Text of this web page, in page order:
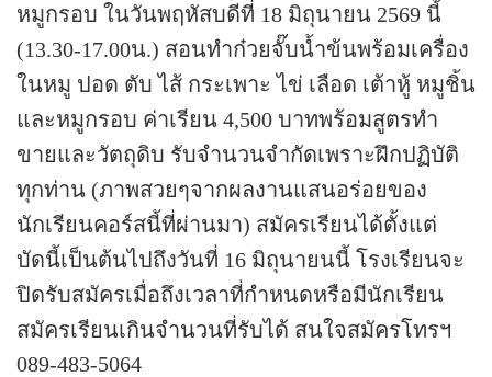
หมูกรอบ ในวันพฤหัสบดีที่ 18 มิถุนายน 2569 นี้
(13.30-17.00น.) สอนทำก๋วยจั๊บน้ำข้นพร้อมเครื่อง
ในหมู ปอด ตับ ไส้ กระเพาะ ไข่ เลือด เต้าหู้ หมูชิ้น
และหมูกรอบ ค่าเรียน 4,500 บาทพร้อมสูตรทำ
ขายและวัตถุดิบ รับจำนวนจำกัดเพราะฝึกปฏิบัติ
ทุกท่าน (ภาพสวยๆจากผลงานแสนอร่อยของ
นักเรียนคอร์สนี้ที่ผ่านมา) สมัครเรียนได้ตั้งแต่
บัดนี้เป็นต้นไปถึงวันที่ 16 มิถุนายนนี้ โรงเรียนจะ
ปิดรับสมัครเมื่อถึงเวลาที่กำหนดหรือมีนักเรียน
สมัครเรียนเกินจำนวนที่รับได้ สนใจสมัครโทรฯ
089-483-5064